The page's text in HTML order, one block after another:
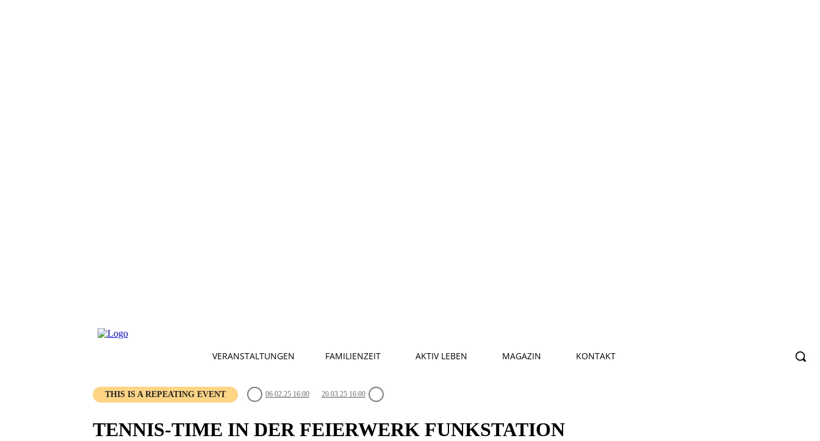
VERANSTALTUNGEN FAMILIENZEIT AKTIV LEBEN MAGAZIN KONTAKT
THIS IS A REPEATING EVENT 06.02.25 16:00 20.03.25 16:00
TENNIS-TIME IN DER FEIERWERK FUNKSTATION